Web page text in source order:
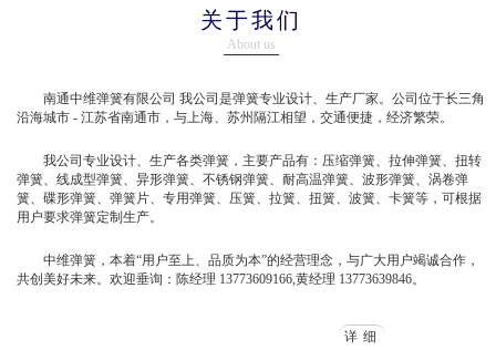
关于我们
About us
南通中维弹簧有限公司 我公司是弹簧专业设计、生产厂家。公司位于长三角
沿海城市 - 江苏省南通市，与上海、苏州隔江相望，交通便捷，经济繁荣。
我公司专业设计、生产各类弹簧，主要产品有：压缩弹簧、拉伸弹簧、扭转
弹簧、线成型弹簧、异形弹簧、不锈钢弹簧、耐高温弹簧、波形弹簧、涡卷弹
簧、碟形弹簧、弹簧片、专用弹簧、压簧、拉簧、扭簧、波簧、卡簧等，可根据
用户要求弹簧定制生产。
中维弹簧，本着“用户至上、品质为本”的经营理念，与广大用户竭诚合作，
共创美好未来。欢迎垂询：陈经理 13773609166,黄经理 13773639846。
详细